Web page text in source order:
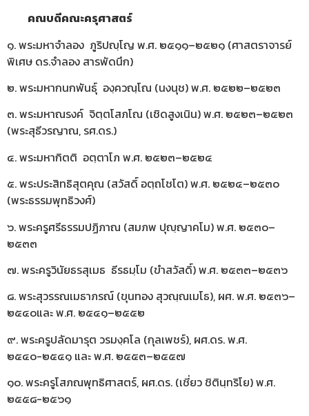
คณบดีคณะครุศาสตร์
๑. พระมหาจำลอง ภูริปญฺโญ พ.ศ. ๒๕๑๑–๒๕๒๑ (ศาสตราจารย์
พิเศษ ดร.จำลอง สารพัดนึก)
๒. พระมหากนกพันธุ์ องฺควณฺโณ (นงนุช) พ.ศ. ๒๕๒๒–๒๕๒๓
๓. พระมหาณรงค์ จิตฺตโสภโณ (เชิดสูงเนิน) พ.ศ. ๒๕๒๓–๒๕๒๓
(พระสุธีวรญาณ, รศ.ดร.)
๔. พระมหากิตติ อตฺตาโภ พ.ศ. ๒๕๒๓–๒๕๒๔
๕. พระประสิทธิสุตคุณ (สวัสดิ์ อตฺถโชโต) พ.ศ. ๒๕๒๔–๒๕๓๐
(พระธรรมพุทธิวงศ์)
๖. พระครูศรีธรรมปฏิภาณ (สมภพ ปุญฺญาคโม) พ.ศ. ๒๕๓๐–
๒๕๓๓
๗. พระครูวินัยธรสุเมธ ธีรธมฺโม (ขำสวัสดิ์) พ.ศ. ๒๕๓๓–๒๕๓๖
๘. พระสุวรรณเมธาภรณ์ (ขุนทอง สุวณฺณเมโธ), ผศ. พ.ศ. ๒๕๓๖–
๒๕๔๐และ พ.ศ. ๒๕๔๑–๒๕๕๒
๙. พระครูปลัดมารุต วรมงฺคโล (กุลเพชร์), ผศ.ดร. พ.ศ.
๒๕๔๐-๒๕๔๑ และ พ.ศ. ๒๕๕๓–๒๕๕๗
๑๐. พระครูโสภณพุทธิศาสตร์, ผศ.ดร. (เชี่ยว ชิตินฺทริโย) พ.ศ.
๒๕๕๘-๒๕๖๑